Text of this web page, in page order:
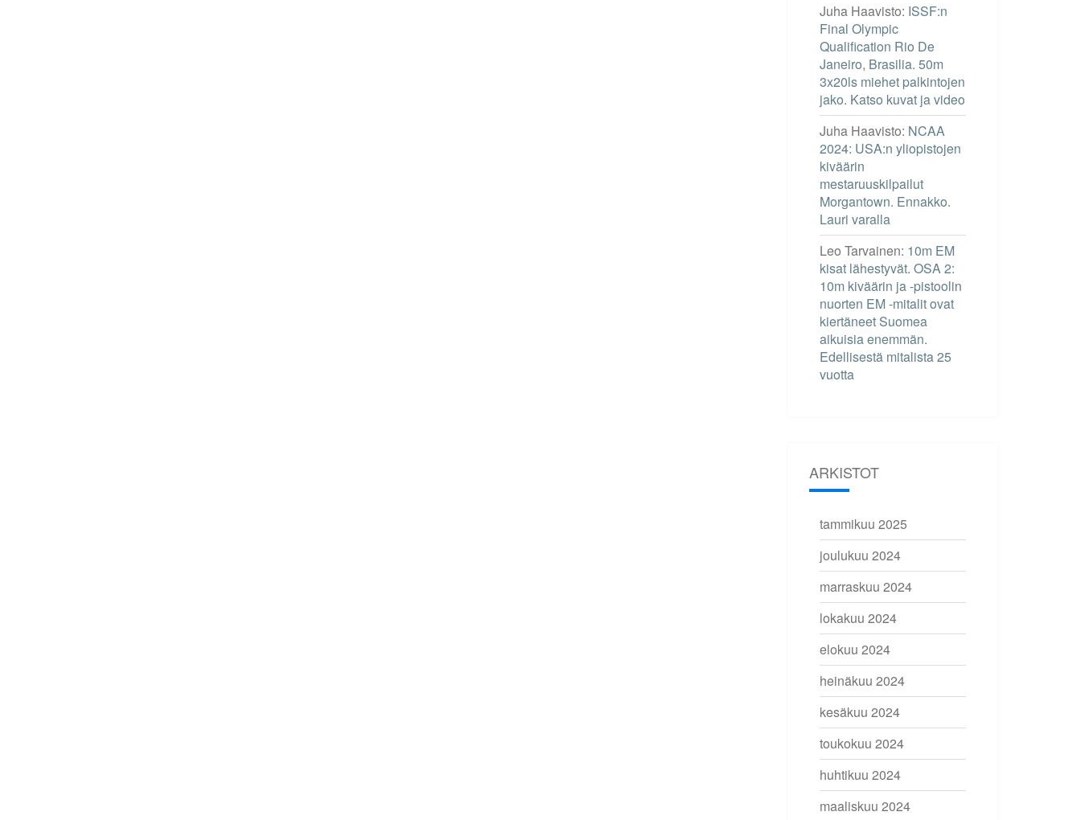
Juha Haavisto: ISSF:n
Final Olympic
Qualification Rio De
Janeiro, Brasilia. 50m
3x20ls miehet palkintojen
jako. Katso kuvat ja video
Juha Haavisto: NCAA
2024: USA:n yliopistojen
kiväärin
mestaruuskilpailut
Morgantown. Ennakko.
Lauri varalla
Leo Tarvainen: 10m EM
kisat lähestyvät. OSA 2:
10m kiväärin ja -pistoolin
nuorten EM -mitalit ovat
kiertäneet Suomea
aikuisia enemmän.
Edellisestä mitalista 25
vuotta
ARKISTOT
tammikuu 2025
joulukuu 2024
marraskuu 2024
lokakuu 2024
elokuu 2024
heinäkuu 2024
kesäkuu 2024
toukokuu 2024
huhtikuu 2024
maaliskuu 2024